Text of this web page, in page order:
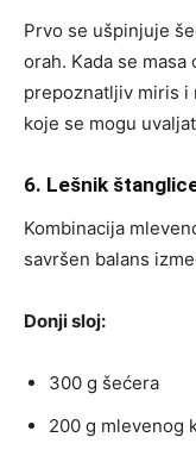
Prvo se ušpinjuje
orah. Kada se
prepoznatljiv miris i
koje se mogu
6. Lešnik
Kombinacija
savršen balans
Donji sloj:
300 g šećera
200 g mlevenog